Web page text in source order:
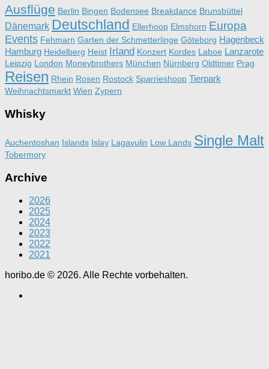
Ausflüge Berlin Bingen Bodensee Breakdance Brunsbüttel
Dänemark Deutschland Ellerhoop Elmshorn Europa
Events Fehmarn Garten der Schmetterlinge Göteborg Hagenbeck
Hamburg Heidelberg Heist Irland Konzert Kordes Laboe Lanzarote
Leipzig London Moneybrothers München Nürnberg Oldtimer Prag
Reisen Rhein Rosen Rostock Sparrieshoop Tierpark
Weihnachtsmarkt Wien Zypern
Whisky
Auchentoshan Islands Islay Lagavulin Low Lands Single Malt
Tobermory
Archive
2026
2025
2024
2023
2022
2021
horibo.de © 2026. Alle Rechte vorbehalten.